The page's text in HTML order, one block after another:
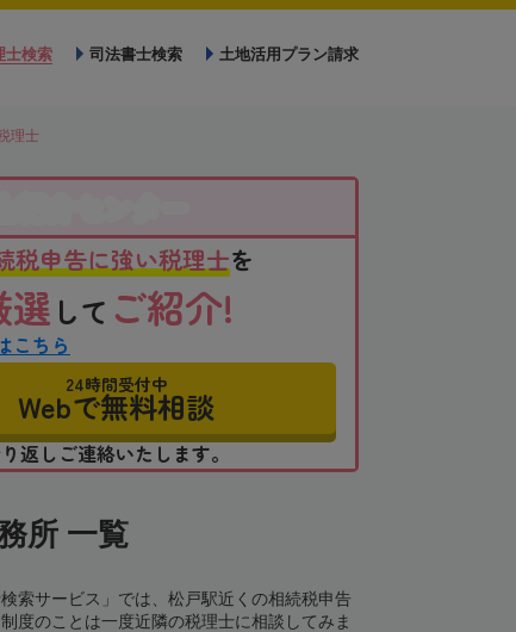
士検索 司法書士検索 土地活用プラン請求
理士
税申告に強い税理士を
選 して ご紹介!
こちら
24時間受付中
Webで無料相談
返しご連絡いたします。
所 一覧
索サービス」では、松戸駅近くの相続税申告
度のことは一度近隣の税理士に相談してみま